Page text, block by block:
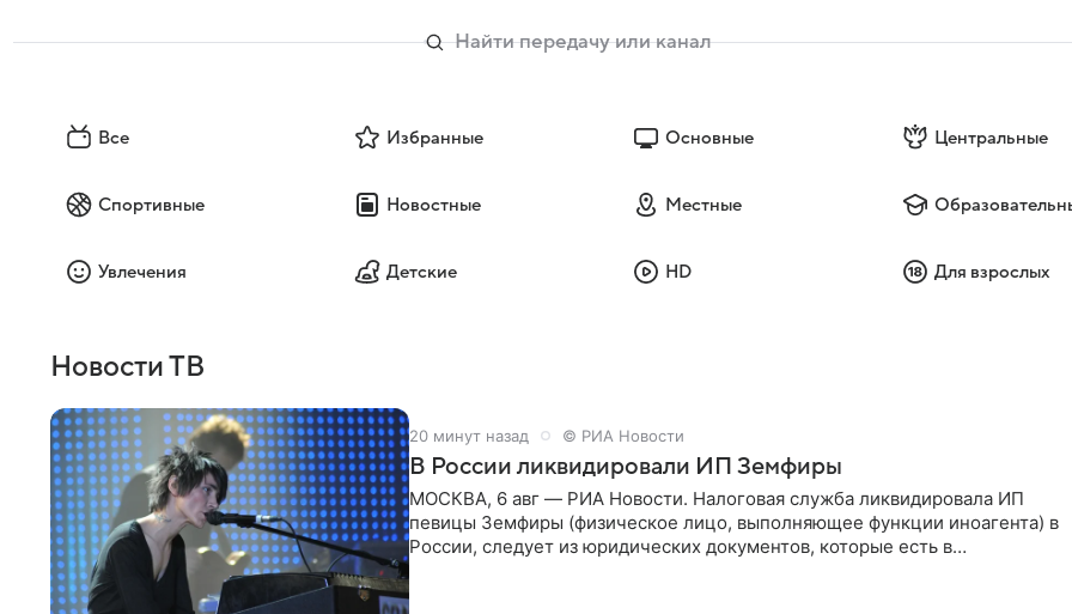
Все Избранные Основные Центральные
Спортивные Новостные Местные
Увлечения Детские HD Для взрослых
Новости ТВ
20 минут назад © РИА Новости
В России ликвидировали ИП Земфиры
МОСКВА, 6 авг — РИА Новости. Налоговая служба ликвидировала ИП
певицы Земфиры (физическое лицо, выполняющее функции иноагента) в
России, следует из юридических документов, которые есть в